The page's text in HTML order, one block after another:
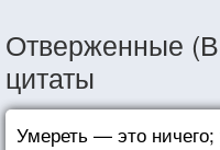
Отверженные
цитаты
Умереть — это